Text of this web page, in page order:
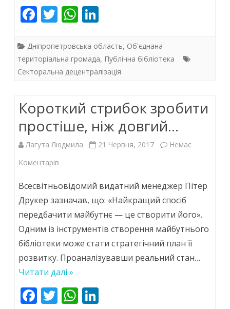
у
F
e
b
o
k
T
itt
er
W
at
s
A
p
k
e
dI
Дніпропетровська область, Об'єднана
територіальна громада, Публічна бібліотека
Секторальна децентралізація
Короткий стрибок зробити
простіше, ніж довгий…
Лагута Людмила 21 Червня, 2017
Немає
Коментарів
стрибок
зробити
простіше,
довгий…
Всесвітньовідомий видатний менеджер Пітер
Друкер зазначав, що: «Найкращий спосіб
передбачити майбутнє — це створити його».
Одним із інструментів створення майбутнього
бібліотеки може стати стратегічний план її
розвитку. Проаналізувавши реальний стан…
Читати далі »
F T W